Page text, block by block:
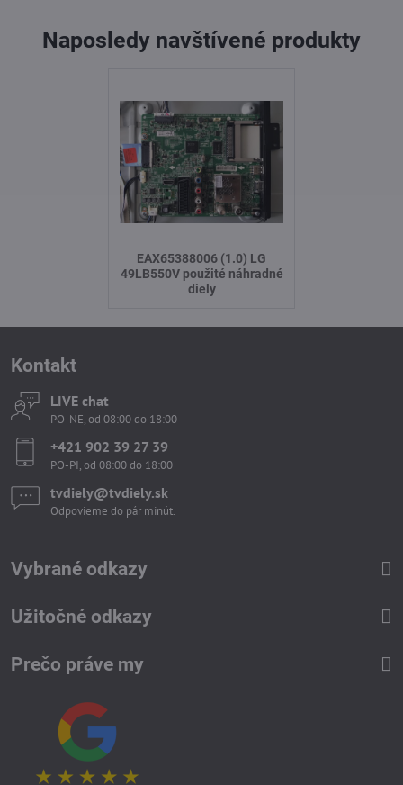
Naposledy navštívené produkty
EAX65388006 (1.0) LG
49LB550V použité náhradné
diely
Kontakt
LIVE chat
PO-NE, od 08:00 do 18:00
+421 902 39 27 39
PO-PI, od 08:00 do 18:00
tvdiely​​@tvdiely​​.sk
Odpovieme do pár minút.
Vybrané odkazy
Užitočné odkazy
Prečo práve my